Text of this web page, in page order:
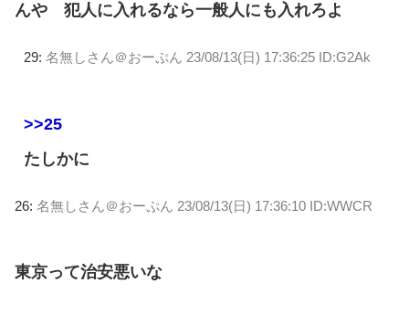
んや 犯人に入れるなら一般人にも入れろよ
29: 名無しさん＠おーぷん 23/08/13(日) 17:36:25 ID:G2Ak
>>25
たしかに
26: 名無しさん＠おーぷん 23/08/13(日) 17:36:10 ID:WWCR
東京って治安悪いな